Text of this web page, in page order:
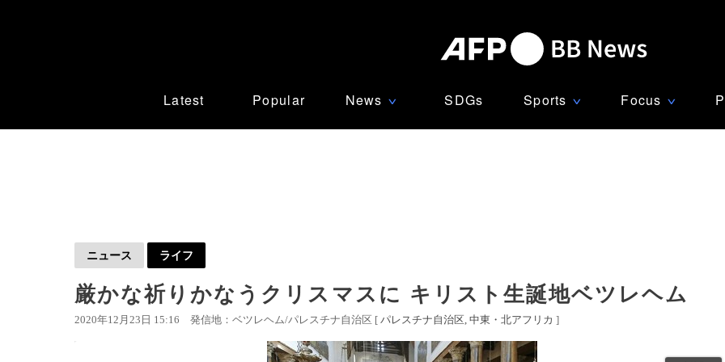
Latest Popular News ∨ SDGs Sports ∨ Focus ∨
ニュース ライフ
厳かな祈りかなうクリスマスに キリスト生誕地ベツレヘム
2020年12月23日 15:16 発信地：ベツレヘム/パレスチナ自治区 [ パレスチナ自治区 中東・北アフリカ ]